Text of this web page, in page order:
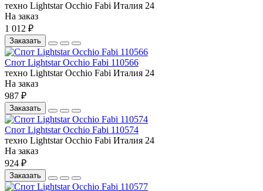
техно Lightstar Occhio Fabi Италия 24
На заказ
1 012 ₽
Заказать
Спот Lightstar Occhio Fabi 110566
техно Lightstar Occhio Fabi Италия 24
На заказ
987 ₽
Заказать
Спот Lightstar Occhio Fabi 110574
техно Lightstar Occhio Fabi Италия 24
На заказ
924 ₽
Заказать